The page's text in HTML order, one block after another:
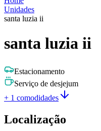
Unidades
santa luzia ii
santa luzia ii
Estacionamento
Serviço de desjejum
+ 1 comodidades
Localização